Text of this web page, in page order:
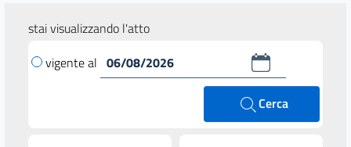
stai visualizzando l'atto
vigente al
Cerca